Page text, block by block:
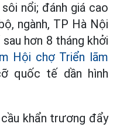
nổi; đánh giá cao
ngành, TP Hà Nội
hơn 8 tháng khởi
Hội chợ Triển lãm
quốc tế dần hình
khẩn trương đẩy